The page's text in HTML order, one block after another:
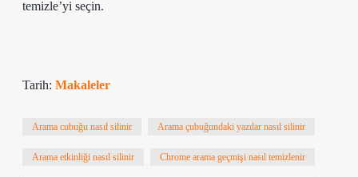
temizle’yi seçin.
Tarih: Makaleler
Arama cubuğu nasıl silinir Arama çubuğundaki yazılar nasıl silinir
Arama etkinliği nasıl silinir Chrome arama geçmişi nasıl temizlenir